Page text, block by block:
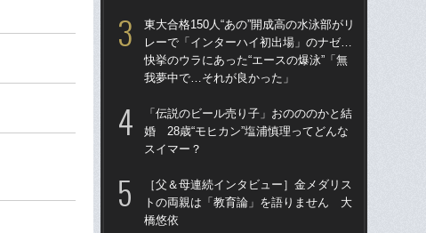
東大合格150人“あの”開成高の水泳部がリ
レーで「インターハイ初出場」のナゼ…
快挙のウラにあった“エースの爆泳”「無
我夢中で…それが良かった」
「伝説のビール売り子」おのののかと結
婚 28歳“モヒカン”塩浦慎理ってどんな
スイマー？
［父＆母連続インタビュー］金メダリス
トの両親は「教育論」を語りません 大
橋悠依